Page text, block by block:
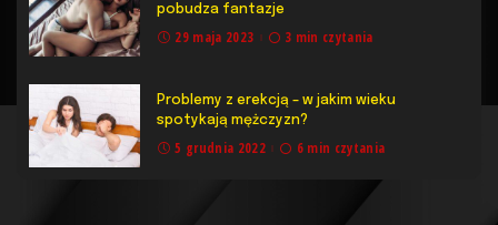
pobudza fantazje
29 maja 2023 3 min czytania
Problemy z erekcją – w jakim wieku
spotykają mężczyzn?
5 grudnia 2022 6 min czytania